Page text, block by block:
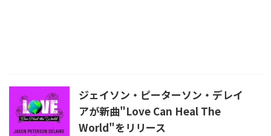
ジェイソン・ピーターソン・デレイ
アが新曲"Love Can Heal The
World"をリリース